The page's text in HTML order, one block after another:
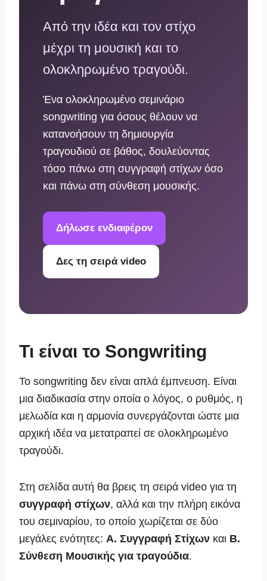
Από την ιδέα και τον στίχο
μέχρι τη μουσική και το
ολοκληρωμένο τραγούδι.
Ένα ολοκληρωμένο σεμινάριο
songwriting για όσους θέλουν να
κατανοήσουν τη δημιουργία
τραγουδιού σε βάθος, δουλεύοντας
τόσο πάνω στη συγγραφή στίχων όσο
και πάνω στη σύνθεση μουσικής.
Δήλωσε ενδιαφέρον
Δες τη σειρά video
Τι είναι το Songwriting
Το songwriting δεν είναι απλά έμπνευση. Είναι
μια διαδικασία στην οποία ο λόγος, ο ρυθμός, η
μελωδία και η αρμονία συνεργάζονται ώστε μια
αρχική ιδέα να μετατραπεί σε ολοκληρωμένο
τραγούδι.
Στη σελίδα αυτή θα βρεις τη σειρά video για τη
συγγραφή στίχων, αλλά και την πλήρη εικόνα
του σεμιναρίου, το οποίο χωρίζεται σε δύο
μεγάλες ενότητες: Α. Συγγραφή Στίχων και Β.
Σύνθεση Μουσικής για τραγούδια.